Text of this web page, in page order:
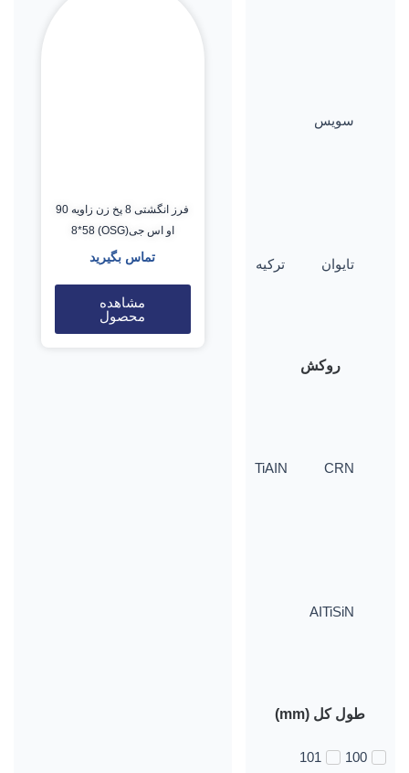
سویس
تایوان ترکیه
روکش
CRN
TiAIN
AITiSiN
طول کل (mm)
100
101
فرز انگشتی 8 پخ زن زاویه 90
او اس جی(OSG) 8*58
تماس بگیرید
مشاهده
محصول